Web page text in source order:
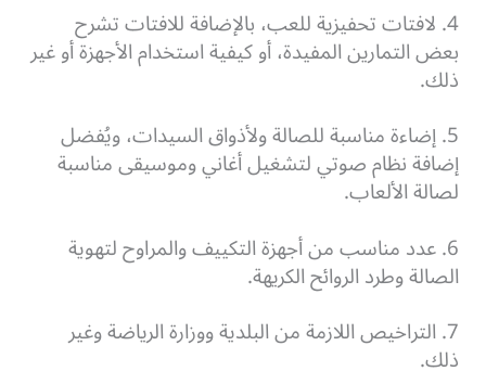
4. لافتات تحفيزية للعب، بالإضافة للافتات تشرح
بعض التمارين المفيدة، أو كيفية استخدام الأجهزة أو غير
ذلك.
5. إضاءة مناسبة للصالة ولأذواق السيدات، ويُفضل
إضافة نظام صوتي لتشغيل أغاني وموسيقى مناسبة
لصالة الألعاب.
6. عدد مناسب من أجهزة التكييف والمراوح لتهوية
الصالة وطرد الروائح الكريهة.
7. التراخيص اللازمة من البلدية ووزارة الرياضة وغير
ذلك.